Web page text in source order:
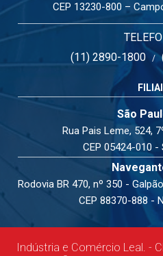
CEP 13230-800 –
(11) 2890-1800/
São
Rua Pais Leme, 524,
CEP 05424-010 -
Rodovia BR 470, nº 350 -
CEP 88370-888 -
Indústria e Comércio Leal. -